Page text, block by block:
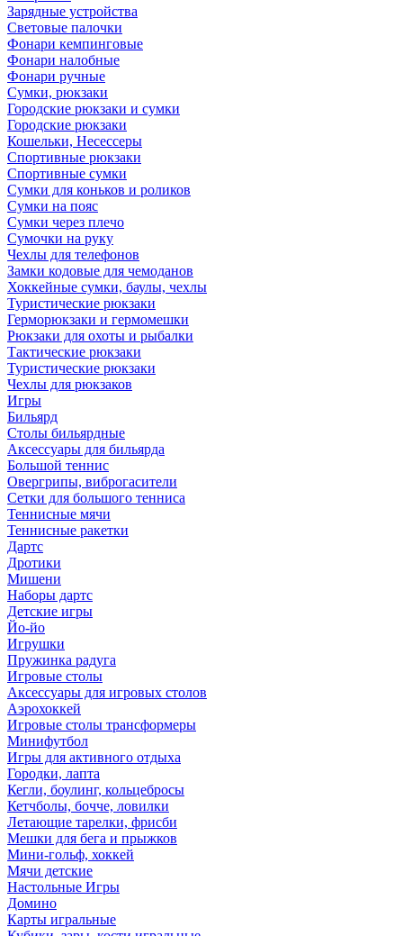
Зарядные устройства
Световые палочки
Фонари кемпинговые
Фонари налобные
Фонари ручные
Сумки, рюкзаки
Городские рюкзаки и сумки
Городские рюкзаки
Кошельки, Несессеры
Спортивные рюкзаки
Спортивные сумки
Сумки для коньков и роликов
Сумки на пояс
Сумки через плечо
Сумочки на руку
Чехлы для телефонов
Замки кодовые для чемоданов
Хоккейные сумки, баулы, чехлы
Туристические рюкзаки
Герморюкзаки и гермомешки
Рюкзаки для охоты и рыбалки
Тактические рюкзаки
Туристические рюкзаки
Чехлы для рюкзаков
Игры
Бильярд
Столы бильярдные
Аксессуары для бильярда
Большой теннис
Овергрипы, виброгасители
Сетки для большого тенниса
Теннисные мячи
Теннисные ракетки
Дартс
Дротики
Мишени
Наборы дартс
Детские игры
Йо-йо
Игрушки
Пружинка радуга
Игровые столы
Аксессуары для игровых столов
Аэрохоккей
Игровые столы трансформеры
Минифутбол
Игры для активного отдыха
Городки, лапта
Кегли, боулинг, кольцебросы
Кетчболы, бочче, ловилки
Летающие тарелки, фрисби
Мешки для бега и прыжков
Мини-гольф, хоккей
Мячи детские
Настольные Игры
Домино
Карты игральные